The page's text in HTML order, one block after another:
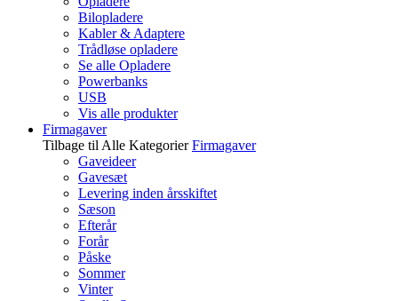
Bilopladere
Kabler & Adaptere
Trådløse opladere
Se alle Opladere
Powerbanks
USB
Vis alle produkter
Firmagaver
Tilbage til Alle Kategorier Firmagaver
Gaveideer
Gavesæt
Levering inden årsskiftet
Sæson
Efterår
Forår
Påske
Sommer
Vinter